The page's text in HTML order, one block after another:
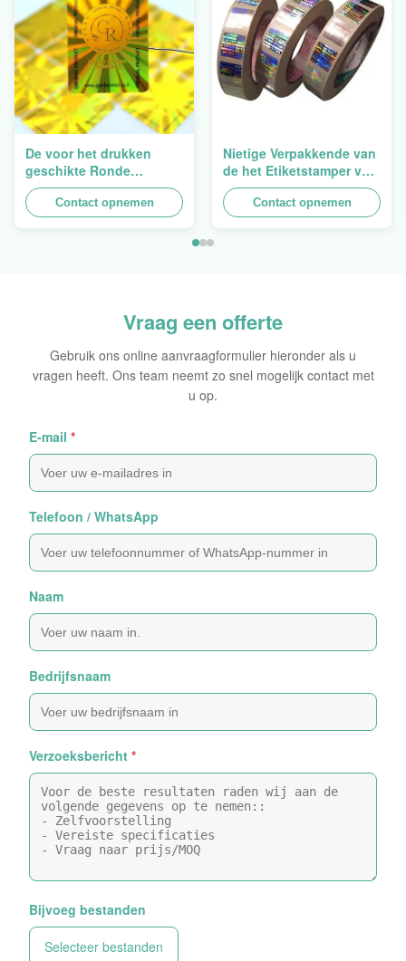
De voor het drukken
geschikte Ronde
Verpakkende
Holografische
Zelfklevende Bladen van
Contact opnemen
Nietige Verpakkende van
de het Etiketstamper van
de Hologramveiligheid
Duidelijke het
Hologramsticker Logo
Contact opnemen
Vraag een offerte
Gebruik ons online aanvraagformulier hieronder als u
vragen heeft. Ons team neemt zo snel mogelijk contact met
u op.
E-mail *
Telefoon / WhatsApp
Naam
Bedrijfsnaam
Verzoeksbericht *
Bijvoeg bestanden
Selecteer bestanden